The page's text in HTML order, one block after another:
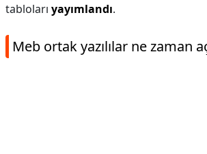
tabloları yayımlandı.
Meb ortak yazılılar ne zaman